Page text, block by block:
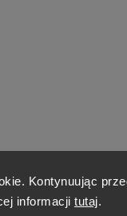
Kontynuując
informacji tutaj.